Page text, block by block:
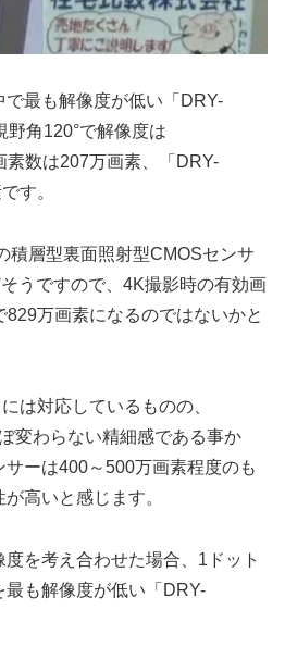
最も解像度が低い「DRY-
角120°で解像度は
素数は207万画素、「DRY-
す。
積層型裏面照射型CMOSセンサ
うですので、4K撮影時の有効画
万画素になるのではないかと
は対応しているものの、
変わらない精細感である事か
ーは400～500万画素程度のも
高いと感じます。
を考え合わせた場合、1ドット
も解像度が低い「DRY-